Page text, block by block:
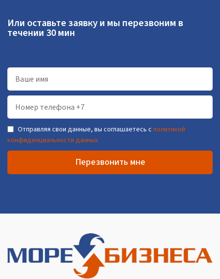
Или оставьте заявку и мы перезвоним в
течении 30 мин
Отправляя свои данные, вы соглашаетесь сполитикой
конфиденциальности данных
Перезвонить мне